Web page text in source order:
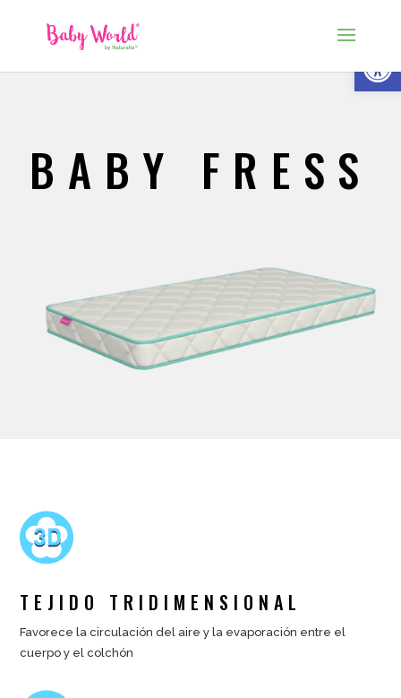
BABY FRESS
TEJIDO TRIDIMENSIONAL
Favorece la circulación del aire y la evaporación entre el
cuerpo y el colchón